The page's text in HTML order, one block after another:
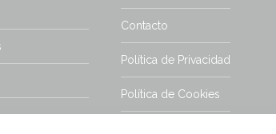
Contacto
Política de Privacidad
Política de Cookies